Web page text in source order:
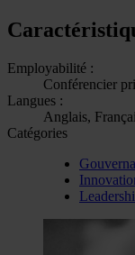
Employabilité :
Conférencier
Langues :
Anglais,
Catégories